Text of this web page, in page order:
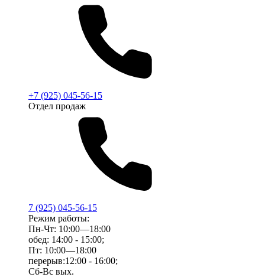
+7 (925) 045-56-15
Отдел продаж
7 (925) 045-56-15
Режим работы:
Пн-Чт: 10:00—18:00
обед: 14:00 - 15:00;
Пт: 10:00—18:00
перерыв:12:00 - 16:00;
Сб-Вс вых.